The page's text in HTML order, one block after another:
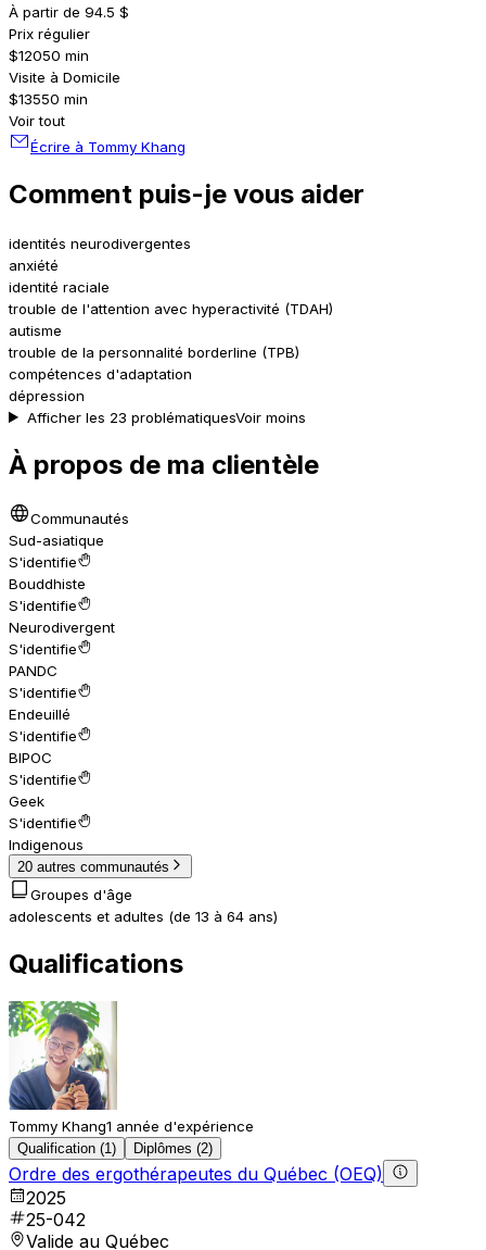
À partir de 94.5 $
Prix régulier
$12050 min
Visite à Domicile
$13550 min
Voir tout
Écrire à Tommy Khang
Comment puis-je vous aider
identités neurodivergentes
anxiété
identité raciale
trouble de l'attention avec hyperactivité (TDAH)
autisme
trouble de la personnalité borderline (TPB)
compétences d'adaptation
dépression
Afficher les 23 problématiquesVoir moins
À propos de ma clientèle
Communautés
Sud-asiatique
S'identifie
Bouddhiste
S'identifie
Neurodivergent
S'identifie
PANDC
S'identifie
Endeuillé
S'identifie
BIPOC
S'identifie
Geek
S'identifie
Indigenous
20 autres communautés
Groupes d'âge
adolescents et adultes (de 13 à 64 ans)
Qualifications
Tommy Khang1 année d'expérience
Qualification (1) Diplômes (2)
Ordre des ergothérapeutes du Québec (OEQ)
2025
25-042
Valide au Québec